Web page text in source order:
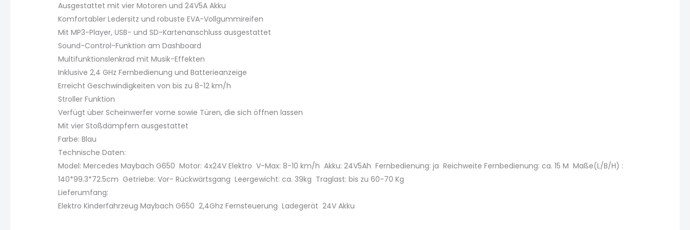
Ausgestattet mit vier Motoren und 24V5A Akku
Komfortabler Ledersitz und robuste EVA-Vollgummireifen
Mit MP3-Player, USB- und SD-Kartenanschluss ausgestattet
Sound-Control-Funktion am Dashboard
Multifunktionslenkrad mit Musik-Effekten
Inklusive 2,4 GHz Fernbedienung und Batterieanzeige
Erreicht Geschwindigkeiten von bis zu 8-12 km/h
Stroller Funktion
Verfügt über Scheinwerfer vorne sowie Türen, die sich öffnen lassen
Mit vier Stoßdämpfern ausgestattet
Farbe: Blau
Technische Daten:
Model: Mercedes Maybach G650 Motor: 4x24V Elektro V-Max: 8-10 km/h Akku: 24V5Ah Fernbedienung: ja Reichweite Fernbedienung: ca. 15 M Maße(L/B/H) :
140*99.3*72.5cm Getriebe: Vor- Rückwärtsgang Leergewicht: ca. 39kg Traglast: bis zu 60-70 Kg
Lieferumfang:
Elektro Kinderfahrzeug Maybach G650 2,4Ghz Fernsteuerung Ladegerät 24V Akku